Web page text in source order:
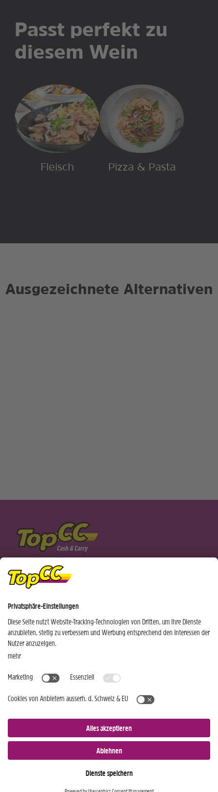
Passt perfekt zu
diesem Wein
Fleisch Pizza & Pasta
Ausgezeichnete Alternativen
EINKAUFEN WIE DIE PROFIS NEWSLETTER
Ich bin bereits TopCC Kunde
Ich bin noch kein TopCC Kunde
JETZT ANMELDEN »
Genusswelten
Rezeptwelt